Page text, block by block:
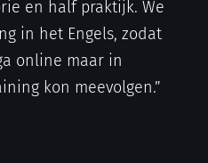
en half praktijk. We
in het Engels, zodat
online maar in
kon meevolgen.”